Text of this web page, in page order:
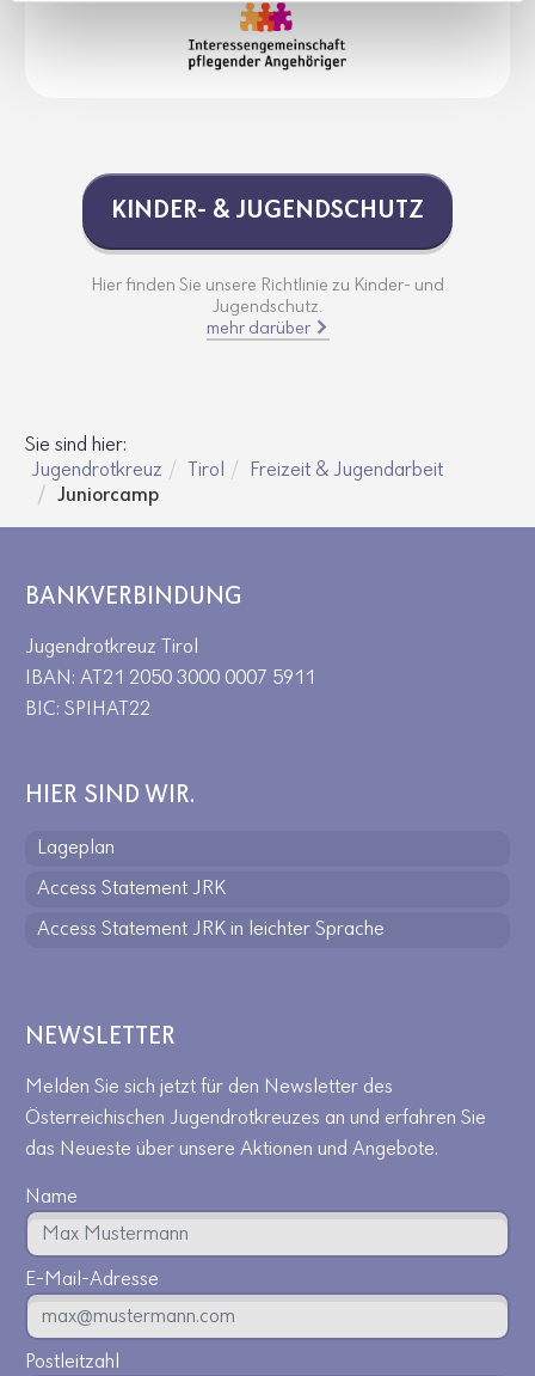
KINDER- & JUGEND­SCHUTZ
Hier finden Sie unsere Richtlinie zu Kinder- und
Jugendschutz.
mehr darüber
Sie sind hier:
Jugendrotkreuz
Tirol
Freizeit & Jugendarbeit
Juniorcamp
BANKVERBINDUNG
Jugendrotkreuz Tirol
IBAN: AT21 2050 3000 0007 5911
BIC: SPIHAT22
HIER SIND WIR.
Lageplan
Access Statement JRK
Access Statement JRK in leichter Sprache
NEWSLETTER
Melden Sie sich jetzt für den Newsletter des
Österreichischen Jugendrotkreuzes an und erfahren Sie
das Neueste über unsere Aktionen und Angebote.
Name
E-Mail-Adresse
Postleitzahl